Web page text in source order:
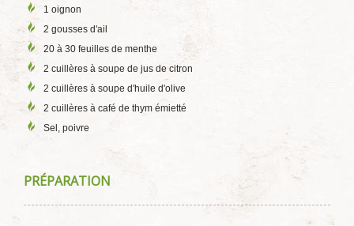
1 oignon
2 gousses d'ail
20 à 30 feuilles de menthe
2 cuillères à soupe de jus de citron
2 cuillères à soupe d'huile d'olive
2 cuillères à café de thym émietté
Sel, poivre
PRÉPARATION